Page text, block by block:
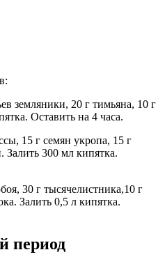
земляники, 20 г тимьяна, 10 г
Оставить на 4 часа.
15 г семян укропа, 15 г
Залить 300 мл кипятка.
30 г тысячелистника,10 г
Залить 0,5 л кипятка.
период